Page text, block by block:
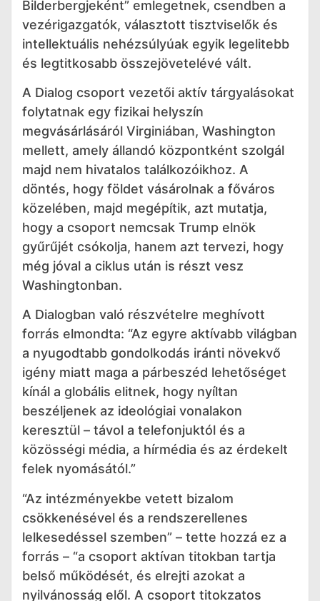
Bilderbergjeként” emlegetnek, csendben a
vezérigazgatók, választott tisztviselők és
intellektuális nehézsúlyúak egyik legelitebb
és legtitkosabb összejövetelévé vált.
A Dialog csoport vezetői aktív tárgyalásokat
folytatnak egy fizikai helyszín
megvásárlásáról Virginiában, Washington
mellett, amely állandó központként szolgál
majd nem hivatalos találkozóikhoz. A
döntés, hogy földet vásárolnak a főváros
közelében, majd megépítik, azt mutatja,
hogy a csoport nemcsak Trump elnök
gyűrűjét csókolja, hanem azt tervezi, hogy
még jóval a ciklus után is részt vesz
Washingtonban.
A Dialogban való részvételre meghívott
forrás elmondta: “Az egyre aktívabb világban
a nyugodtabb gondolkodás iránti növekvő
igény miatt maga a párbeszéd lehetőséget
kínál a globális elitnek, hogy nyíltan
beszéljenek az ideológiai vonalakon
keresztül – távol a telefonjuktól és a
közösségi média, a hírmédia és az érdekelt
felek nyomásától.”
“Az intézményekbe vetett bizalom
csökkenésével és a rendszerellenes
lelkesedéssel szemben” – tette hozzá ez a
forrás – “a csoport aktívan titokban tartja
belső működését, és elrejti azokat a
nyilvánosság elől. A csoport titokzatos